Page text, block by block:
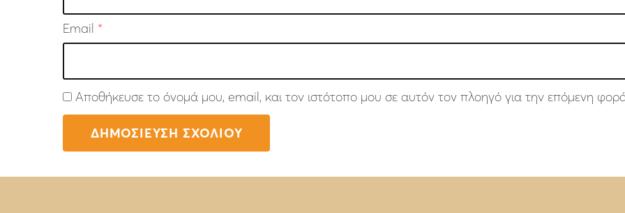
Email *
Αποθήκευσε το όνομά μου, email, και τον ιστότοπο μου σε αυτόν τον πλοηγό για την επόμενη